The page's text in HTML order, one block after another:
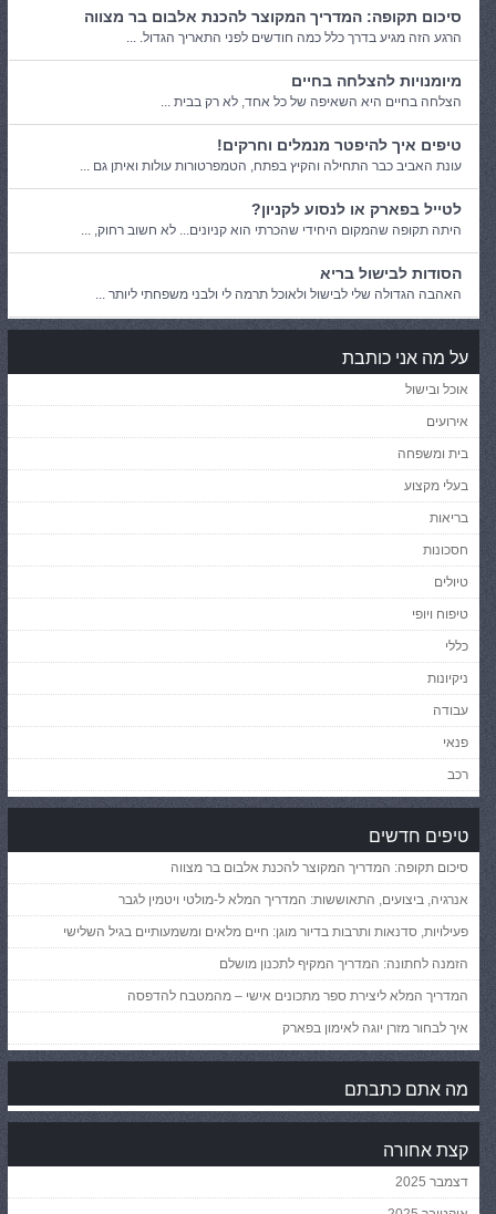
סיכום תקופה: המדריך המקוצר להכנת אלבום בר מצווה
הרגע הזה מגיע בדרך כלל כמה חודשים לפני התאריך הגדול. ...
מיומנויות להצלחה בחיים
הצלחה בחיים היא השאיפה של כל אחד, לא רק בבית ...
טיפים איך להיפטר מנמלים וחרקים!
עונת האביב כבר התחילה והקיץ בפתח, הטמפרטורות עולות ואיתן גם ...
לטייל בפארק או לנסוע לקניון?
היתה תקופה שהמקום היחידי שהכרתי הוא קניונים... לא חשוב רחוק, ...
הסודות לבישול בריא
האהבה הגדולה שלי לבישול ולאוכל תרמה לי ולבני משפחתי ליותר ...
על מה אני כותבת
אוכל ובישול
אירועים
בית ומשפחה
בעלי מקצוע
בריאות
חסכונות
טיולים
טיפוח ויופי
כללי
ניקיונות
עבודה
פנאי
רכב
טיפים חדשים
סיכום תקופה: המדריך המקוצר להכנת אלבום בר מצווה
אנרגיה, ביצועים, התאוששות: המדריך המלא ל-מולטי ויטמין לגבר
פעילויות, סדנאות ותרבות בדיור מוגן: חיים מלאים ומשמעותיים בגיל השלישי
הזמנה לחתונה: המדריך המקיף לתכנון מושלם
המדריך המלא ליצירת ספר מתכונים אישי – מהמטבח להדפסה
איך לבחור מזרן יוגה לאימון בפארק
מה אתם כתבתם
קצת אחורה
דצמבר 2025